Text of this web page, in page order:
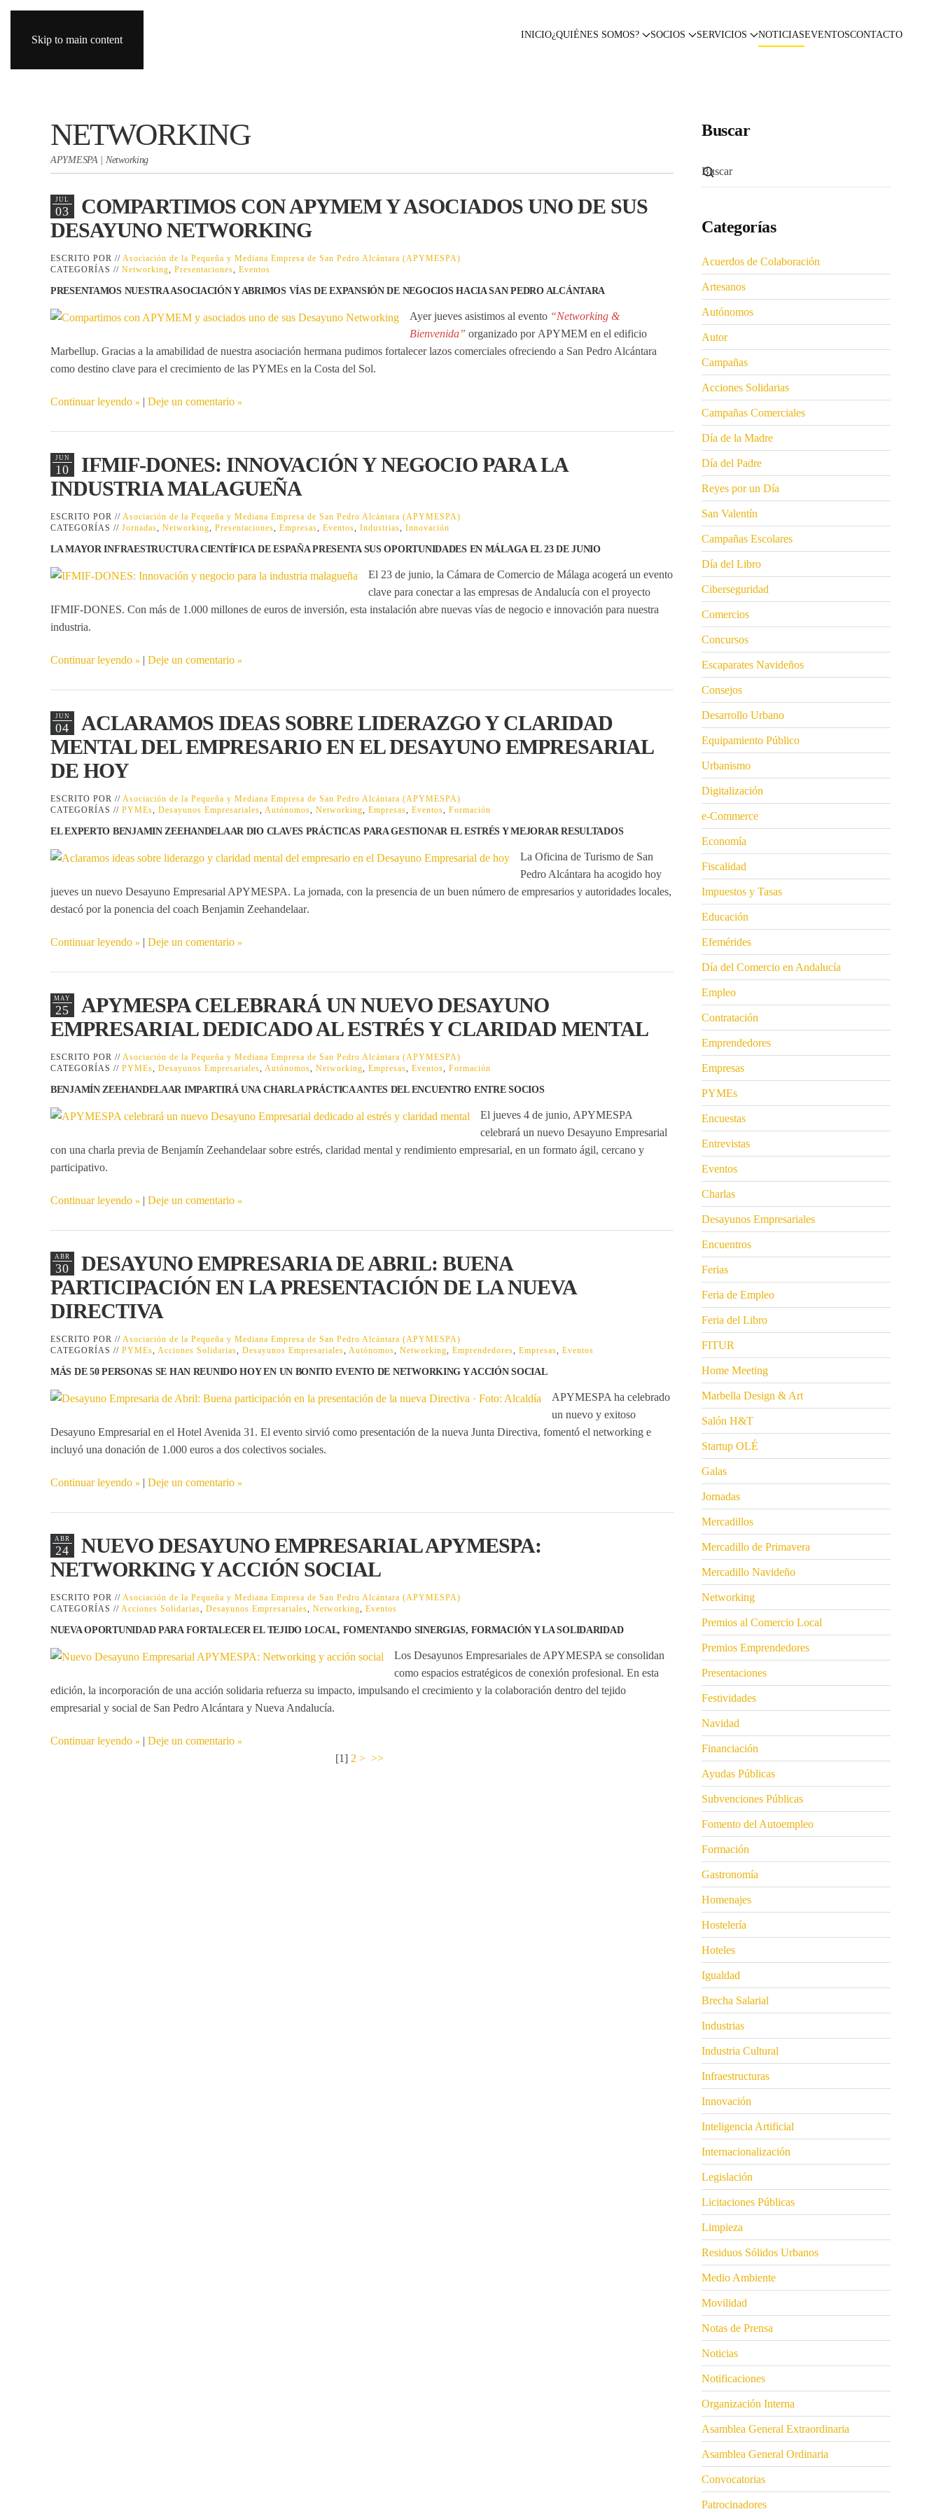
Skip to main content INICIO¿QUIÉNES SOMOS? SOCIOS SERVICIOS NOTICIASEVENTOSCONTACTO
NETWORKING
APYMESPA | Networking
JUL
03
COMPARTIMOS CON APYMEM Y ASOCIADOS UNO DE SUS
DESAYUNO NETWORKING
ESCRITO POR // Asociación de la Pequeña y Mediana Empresa de San Pedro Alcántara (APYMESPA)
CATEGORÍAS // Networking, Presentaciones, Eventos
PRESENTAMOS NUESTRA ASOCIACIÓN Y ABRIMOS VÍAS DE EXPANSIÓN DE NEGOCIOS HACIA SAN PEDRO ALCÁNTARA
Ayer jueves asistimos al evento “Networking &
Bienvenida” organizado por APYMEM en el edificio
Marbellup. Gracias a la amabilidad de nuestra asociación hermana pudimos fortalecer lazos comerciales ofreciendo a San Pedro Alcántara
como destino clave para el crecimiento de las PYMEs en la Costa del Sol.
Continuar leyendo | Deje un comentario
JUN
10
IFMIF-DONES: INNOVACIÓN Y NEGOCIO PARA LA
INDUSTRIA MALAGUEÑA
ESCRITO POR // Asociación de la Pequeña y Mediana Empresa de San Pedro Alcántara (APYMESPA)
CATEGORÍAS // Jornadas, Networking, Presentaciones, Empresas, Eventos, Industrias, Innovación
LA MAYOR INFRAESTRUCTURA CIENTÍFICA DE ESPAÑA PRESENTA SUS OPORTUNIDADES EN MÁLAGA EL 23 DE JUNIO
El 23 de junio, la Cámara de Comercio de Málaga acogerá un evento
clave para conectar a las empresas de Andalucía con el proyecto
IFMIF-DONES. Con más de 1.000 millones de euros de inversión, esta instalación abre nuevas vías de negocio e innovación para nuestra
industria.
Continuar leyendo | Deje un comentario
JUN
04
ACLARAMOS IDEAS SOBRE LIDERAZGO Y CLARIDAD
MENTAL DEL EMPRESARIO EN EL DESAYUNO EMPRESARIAL
DE HOY
ESCRITO POR // Asociación de la Pequeña y Mediana Empresa de San Pedro Alcántara (APYMESPA)
CATEGORÍAS // PYMEs, Desayunos Empresariales, Autónomos, Networking, Empresas, Eventos, Formación
EL EXPERTO BENJAMIN ZEEHANDELAAR DIO CLAVES PRÁCTICAS PARA GESTIONAR EL ESTRÉS Y MEJORAR RESULTADOS
La Oficina de Turismo de San
Pedro Alcántara ha acogido hoy
jueves un nuevo Desayuno Empresarial APYMESPA. La jornada, con la presencia de un buen número de empresarios y autoridades locales,
destacó por la ponencia del coach Benjamin Zeehandelaar.
Continuar leyendo | Deje un comentario
MAY
25
APYMESPA CELEBRARÁ UN NUEVO DESAYUNO
EMPRESARIAL DEDICADO AL ESTRÉS Y CLARIDAD MENTAL
ESCRITO POR // Asociación de la Pequeña y Mediana Empresa de San Pedro Alcántara (APYMESPA)
CATEGORÍAS // PYMEs, Desayunos Empresariales, Autónomos, Networking, Empresas, Eventos, Formación
BENJAMÍN ZEEHANDELAAR IMPARTIRÁ UNA CHARLA PRÁCTICA ANTES DEL ENCUENTRO ENTRE SOCIOS
El jueves 4 de junio, APYMESPA
celebrará un nuevo Desayuno Empresarial
con una charla previa de Benjamín Zeehandelaarsobre estrés, claridad mental y rendimiento empresarial, en un formato ágil, cercano y
participativo.
Continuar leyendo | Deje un comentario
ABR
30
DESAYUNO EMPRESARIA DE ABRIL: BUENA
PARTICIPACIÓN EN LA PRESENTACIÓN DE LA NUEVA
DIRECTIVA
ESCRITO POR // Asociación de la Pequeña y Mediana Empresa de San Pedro Alcántara (APYMESPA)
CATEGORÍAS // PYMEs, Acciones Solidarias, Desayunos Empresariales, Autónomos, Networking, Emprendedores, Empresas, Eventos
MÁS DE 50 PERSONAS SE HAN REUNIDO HOY EN UN BONITO EVENTO DE NETWORKING Y ACCIÓN SOCIAL
APYMESPA ha celebrado
un nuevo y exitoso
Desayuno Empresarial en el Hotel Avenida 31 . El evento sirvió como presentación de la nueva Junta Directiva, fomentó el networking e
incluyó una donación de 1.000 euros a dos colectivos sociales.
Continuar leyendo | Deje un comentario
ABR
24
NUEVO DESAYUNO EMPRESARIAL APYMESPA:
NETWORKING Y ACCIÓN SOCIAL
ESCRITO POR // Asociación de la Pequeña y Mediana Empresa de San Pedro Alcántara (APYMESPA)
CATEGORÍAS // Acciones Solidarias, Desayunos Empresariales, Networking, Eventos
NUEVA OPORTUNIDAD PARA FORTALECER EL TEJIDO LOCAL, FOMENTANDO SINERGIAS, FORMACIÓN Y LA SOLIDARIDAD
Los Desayunos Empresariales de APYMESPA se consolidan
como espacios estratégicos de conexión profesional. En esta
edición, la incorporación de una acción solidaria refuerza su impacto, impulsando el crecimiento y la colaboración dentro del tejido
empresarial y social de San Pedro Alcántara y Nueva Andalucía.
Continuar leyendo | Deje un comentario
[1] 2 > >>
Buscar
Categorías
Acuerdos de Colaboración
Artesanos
Autónomos
Autor
Campañas
Acciones Solidarias
Campañas Comerciales
Día de la Madre
Día del Padre
Reyes por un Día
San Valentín
Campañas Escolares
Día del Libro
Ciberseguridad
Comercios
Concursos
Escaparates Navideños
Consejos
Desarrollo Urbano
Equipamiento Público
Urbanismo
Digitalización
e-Commerce
Economía
Fiscalidad
Impuestos y Tasas
Educación
Efemérides
Día del Comercio en Andalucía
Empleo
Contratación
Emprendedores
Empresas
PYMEs
Encuestas
Entrevistas
Eventos
Charlas
Desayunos Empresariales
Encuentros
Ferias
Feria de Empleo
Feria del Libro
FITUR
Home Meeting
Marbella Design & Art
Salón H&T
Startup OLÉ
Galas
Jornadas
Mercadillos
Mercadillo de Primavera
Mercadillo Navideño
Networking
Premios al Comercio Local
Premios Emprendedores
Presentaciones
Festividades
Navidad
Financiación
Ayudas Públicas
Subvenciones Públicas
Fomento del Autoempleo
Formación
Gastronomía
Homenajes
Hostelería
Hoteles
Igualdad
Brecha Salarial
Industrias
Industria Cultural
Infraestructuras
Innovación
Inteligencia Artificial
Internacionalización
Legislación
Licitaciones Públicas
Limpieza
Residuos Sólidos Urbanos
Medio Ambiente
Movilidad
Notas de Prensa
Noticias
Notificaciones
Organización Interna
Asamblea General Extraordinaria
Asamblea General Ordinaria
Convocatorias
Patrocinadores